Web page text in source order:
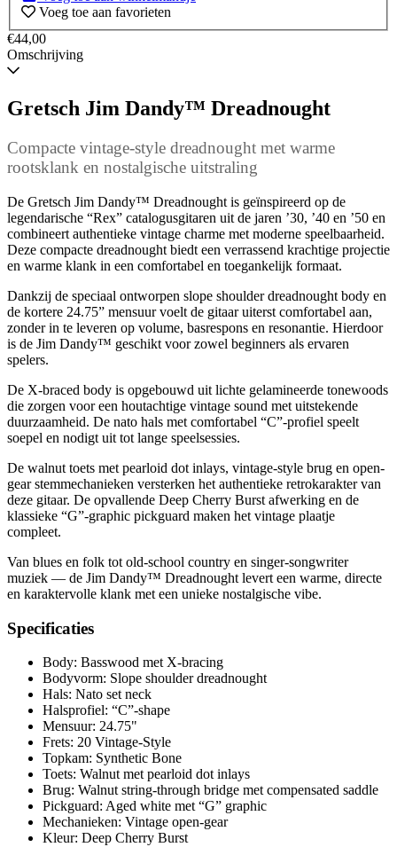
Voeg toe aan favorieten
€44,00
Omschrijving
Gretsch Jim Dandy™ Dreadnought
Compacte vintage-style dreadnought met warme
rootsklank en nostalgische uitstraling
De Gretsch Jim Dandy™ Dreadnought is geïnspireerd op de
legendarische “Rex” catalogusgitaren uit de jaren ’30, ’40 en ’50 en
combineert authentieke vintage charme met moderne speelbaarheid.
Deze compacte dreadnought biedt een verrassend krachtige projectie
en warme klank in een comfortabel en toegankelijk formaat.
Dankzij de speciaal ontworpen slope shoulder dreadnought body en
de kortere 24.75” mensuur voelt de gitaar uiterst comfortabel aan,
zonder in te leveren op volume, basrespons en resonantie. Hierdoor
is de Jim Dandy™ geschikt voor zowel beginners als ervaren
spelers.
De X-braced body is opgebouwd uit lichte gelamineerde tonewoods
die zorgen voor een houtachtige vintage sound met uitstekende
duurzaamheid. De nato hals met comfortabel “C”-profiel speelt
soepel en nodigt uit tot lange speelsessies.
De walnut toets met pearloid dot inlays, vintage-style brug en open-
gear stemmechanieken versterken het authentieke retrokarakter van
deze gitaar. De opvallende Deep Cherry Burst afwerking en de
klassieke “G”-graphic pickguard maken het vintage plaatje
compleet.
Van blues en folk tot old-school country en singer-songwriter
muziek — de Jim Dandy™ Dreadnought levert een warme, directe
en karaktervolle klank met een unieke nostalgische vibe.
Specificaties
Body: Basswood met X-bracing
Bodyvorm: Slope shoulder dreadnought
Hals: Nato set neck
Halsprofiel: “C”-shape
Mensuur: 24.75"
Frets: 20 Vintage-Style
Topkam: Synthetic Bone
Toets: Walnut met pearloid dot inlays
Brug: Walnut string-through bridge met compensated saddle
Pickguard: Aged white met “G” graphic
Mechanieken: Vintage open-gear
Kleur: Deep Cherry Burst